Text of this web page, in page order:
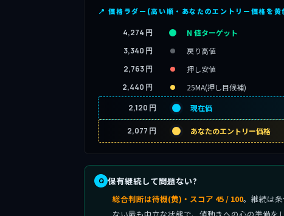
📍 価格ラダー(高い順・あなたのエントリー価格を黄
4,274 円
N 値ターゲット
3,340 円
戻り高値
2,763 円
押し安値
2,440 円
25MA(押し目候補)
2,120 円
現在価
2,077 円 あなたのエントリー価格
保有継続して問題ない?
総合判断は待機(黄)・スコア 45 / 100。継続は